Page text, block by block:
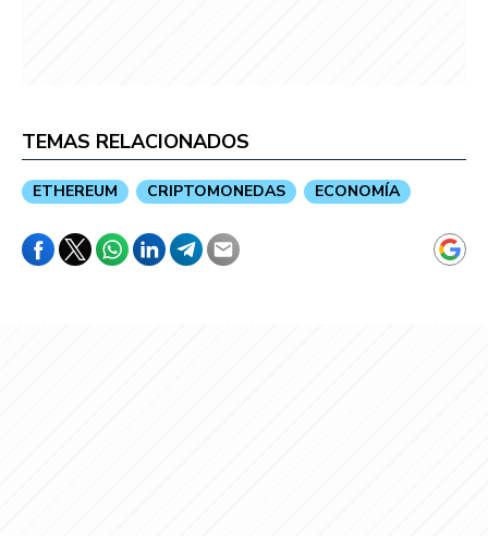
TEMAS RELACIONADOS
ETHEREUM CRIPTOMONEDAS ECONOMÍA